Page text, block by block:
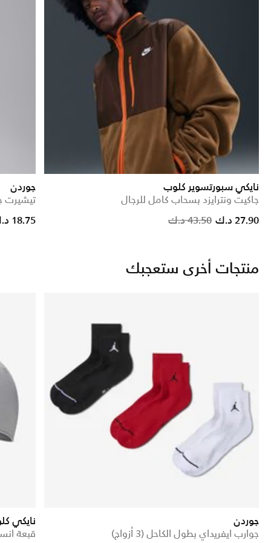
نايكي سبورتسوير كلوب
جاكيت ونترايزد بسحاب كامل للرجال
Price reduced43.50 د.ك to27.90 د.ك
جوردن
تيشيرت
18.75 د.ك
منتجات أخرى ستعجبك
جوردن
جوارب ايفريداي بطول الكاحل (3 أزواج)
نايكي
قبعة